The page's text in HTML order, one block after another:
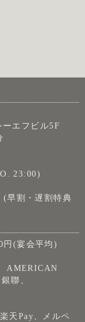
エフビル5F
23:00)
早割・遅割特典
円(宴会平均)
AMERICAN
聯、
天Pay、メルペ